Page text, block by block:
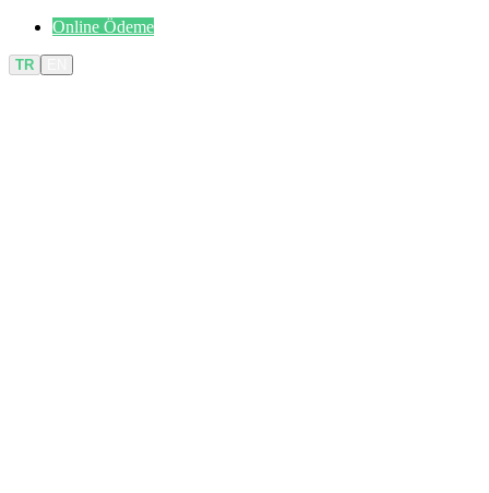
Online Ödeme
TR